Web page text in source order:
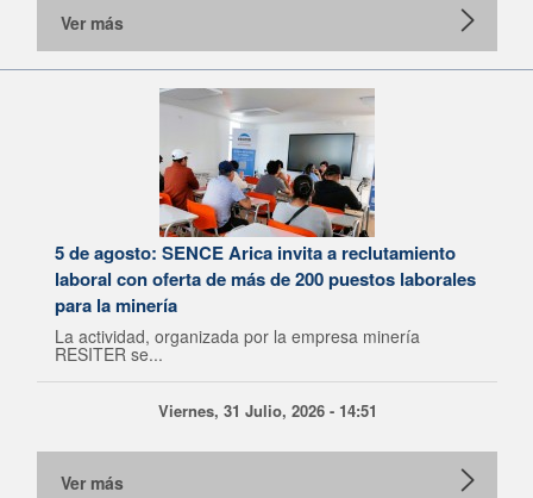
Ver más
5 de agosto: SENCE Arica invita a reclutamiento
laboral con oferta de más de 200 puestos laborales
para la minería
La actividad, organizada por la empresa minería
RESITER se...
Viernes, 31 Julio, 2026 - 14:51
Ver más